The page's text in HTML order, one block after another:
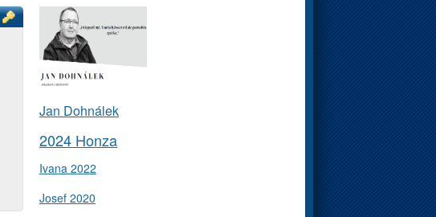
Jan Dohnálek
2024 Honza
Ivana 2022
Josef 2020